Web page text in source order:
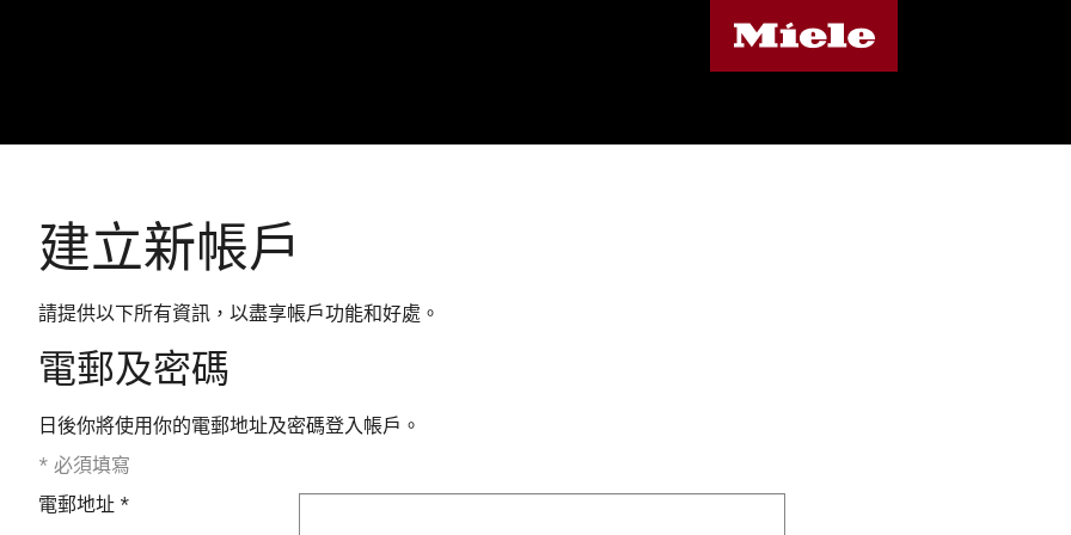
建立新帳戶
請提供以下所有資訊，以盡享帳戶功能和好處。
電郵及密碼
日後你將使用你的電郵地址及密碼登入帳戶。
* 必須填寫
電郵地址 *